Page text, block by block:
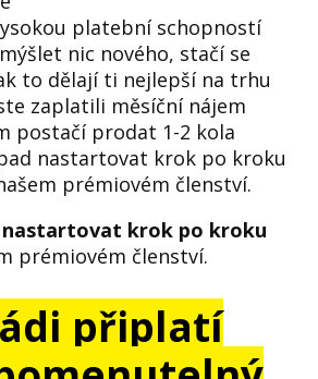
platební schopností
nic nového, stačí se
to dělají ti nejlepší na trhu
zaplatili měsíční nájem
postačí prodat 1-2 kola
nastartovat krok po kroku
prémiovém členství.
nastartovat krok po kroku
prémiovém členství.
připlatí